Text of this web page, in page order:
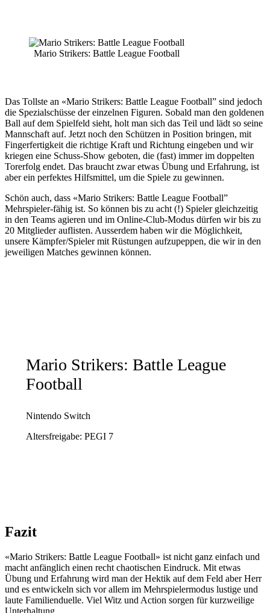
Mario Strikers: Battle League Football
Das Tollste an «Mario Strikers: Battle League Football” sind jedoch
die Spezialschüsse der einzelnen Figuren. Sobald man den goldenen
Ball auf dem Spielfeld sieht, holt man sich das Teil und lädt so seine
Mannschaft auf. Jetzt noch den Schützen in Position bringen, mit
Fingerfertigkeit die richtige Kraft und Richtung eingeben und wir
kriegen eine Schuss-Show geboten, die (fast) immer im doppelten
Torerfolg endet. Das braucht zwar etwas Übung und Erfahrung, ist
aber ein perfektes Hilfsmittel, um die Spiele zu gewinnen.
Schön auch, dass «Mario Strikers: Battle League Football”
Mehrspieler-fähig ist. So können bis zu acht (!) Spieler gleichzeitig
in den Teams agieren und im Online-Club-Modus dürfen wir bis zu
20 Mitglieder auflisten. Ausserdem haben wir die Möglichkeit,
unsere Kämpfer/Spieler mit Rüstungen aufzupeppen, die wir in den
jeweiligen Matches gewinnen können.
Mario Strikers: Battle League
Football
Nintendo Switch
Altersfreigabe: PEGI 7
Fazit
«Mario Strikers: Battle League Football» ist nicht ganz einfach und
macht anfänglich einen recht chaotischen Eindruck. Mit etwas
Übung und Erfahrung wird man der Hektik auf dem Feld aber Herr
und es entwickeln sich vor allem im Mehrspielermodus lustige und
laute Familienduelle. Viel Witz und Action sorgen für kurzweilige